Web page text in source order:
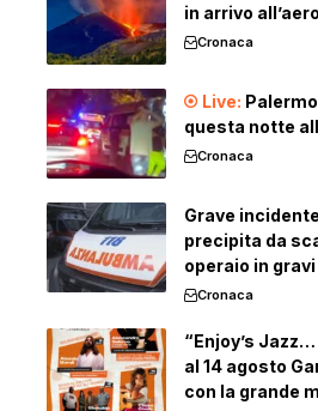
in arrivo
Cronaca
questa notte
Cronaca
Grave
precipita da
operaio in
Cronaca
“Enjoy’s Jazz…
al 14 agosto
con la grande